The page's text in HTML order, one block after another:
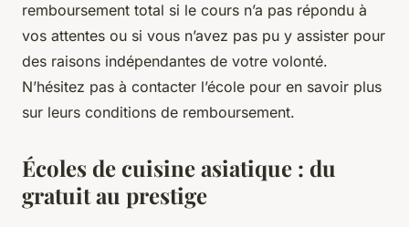
remboursement total si le cours n’a pas répondu à
vos attentes ou si vous n’avez pas pu y assister pour
des raisons indépendantes de votre volonté.
N’hésitez pas à contacter l’école pour en savoir plus
sur leurs conditions de remboursement.
Écoles de cuisine asiatique : du
gratuit au prestige